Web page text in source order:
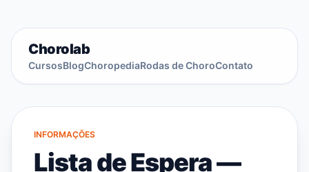
Chorolab
CursosBlogChoropediaRodas de ChoroContato
INFORMAÇÕES
Lista de Espera —